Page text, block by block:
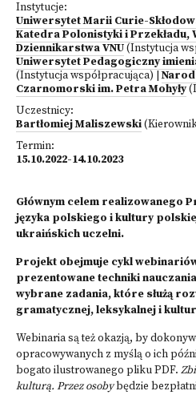
Instytucje:
Uniwersytet Marii Curie-
Katedra Polonistyki i Przekładu,
Dziennikarstwa VNU(Instytucja
Uniwersytet Pedagogiczny
(Instytucja współpracująca)
Czarnomorski im. Petra Mohyły
Uczestnicy:
Bartłomiej Maliszewski
Termin:
15.10.2022-14.10.2023
Głównym celem realizowanego
języka polskiego i kultury
ukraińskich uczelni.
Projekt obejmuje cykl
prezentowane techniki
wybrane zadania, które służą
gramatycznej, leksykalnej i
Webinaria są też okazją, by
opracowywanych z myślą o ich
bogato ilustrowanego pliku PDF.
kulturą. Przez osobybędzie